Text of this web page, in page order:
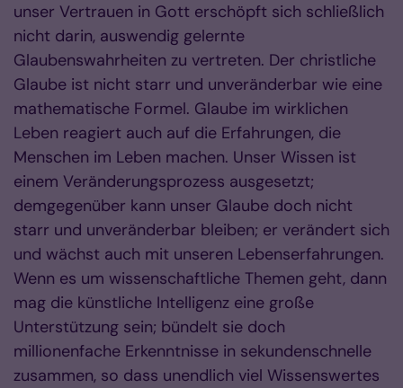
unser Vertrauen in Gott erschöpft sich schließlich
nicht darin, auswendig gelernte
Glaubenswahrheiten zu vertreten. Der christliche
Glaube ist nicht starr und unveränderbar wie eine
mathematische Formel. Glaube im wirklichen
Leben reagiert auch auf die Erfahrungen, die
Menschen im Leben machen. Unser Wissen ist
einem Veränderungsprozess ausgesetzt;
demgegenüber kann unser Glaube doch nicht
starr und unveränderbar bleiben; er verändert sich
und wächst auch mit unseren Lebenserfahrungen.
Wenn es um wissenschaftliche Themen geht, dann
mag die künstliche Intelligenz eine große
Unterstützung sein; bündelt sie doch
millionenfache Erkenntnisse in sekundenschnelle
zusammen, so dass unendlich viel Wissenswertes